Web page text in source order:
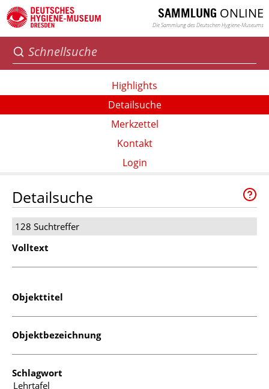
SAMMLUNG ONLINE
Die Sammlung des Deutschen Hygiene-Museums
Highlights
Detailsuche
Merkzettel
Kontakt
Login
Detailsuche
128 Suchtreffer
Volltext
Objekttitel
Objektbezeichnung
Schlagwort